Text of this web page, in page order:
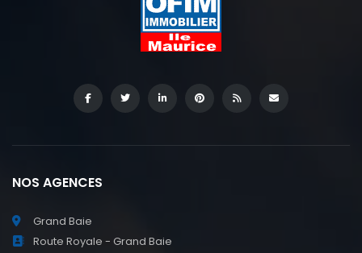
NOS AGENCES
Grand Baie
Route Royale - Grand Baie